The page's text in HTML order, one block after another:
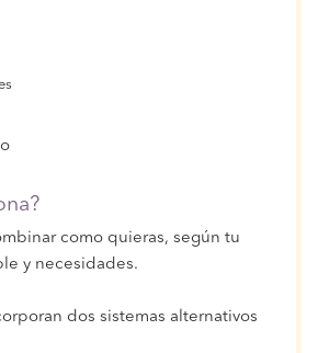
como quieras, según tu
y necesidades.
dos sistemas alternativos